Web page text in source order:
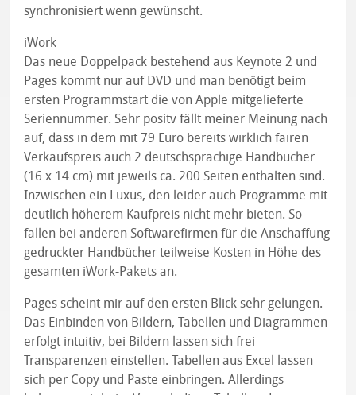
synchronisiert wenn gewünscht.
iWork
Das neue Doppelpack bestehend aus Keynote 2 und
Pages kommt nur auf DVD und man benötigt beim
ersten Programmstart die von Apple mitgelieferte
Seriennummer. Sehr positv fällt meiner Meinung nach
auf, dass in dem mit 79 Euro bereits wirklich fairen
Verkaufspreis auch 2 deutschsprachige Handbücher
(16 x 14 cm) mit jeweils ca. 200 Seiten enthalten sind.
Inzwischen ein Luxus, den leider auch Programme mit
deutlich höherem Kaufpreis nicht mehr bieten. So
fallen bei anderen Softwarefirmen für die Anschaffung
gedruckter Handbücher teilweise Kosten in Höhe des
gesamten iWork-Pakets an.
Pages scheint mir auf den ersten Blick sehr gelungen.
Das Einbinden von Bildern, Tabellen und Diagrammen
erfolgt intuitiv, bei Bildern lassen sich frei
Transparenzen einstellen. Tabellen aus Excel lassen
sich per Copy und Paste einbringen. Allerdings